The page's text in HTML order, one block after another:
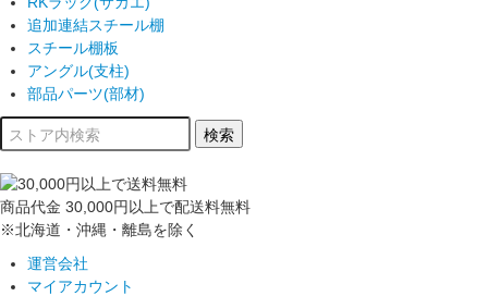
追加連結スチール棚
スチール棚板
アングル(支柱)
部品パーツ(部材)
商品代金 30,000円以上で配送料無料
※北海道・沖縄・離島を除く
運営会社
マイアカウント